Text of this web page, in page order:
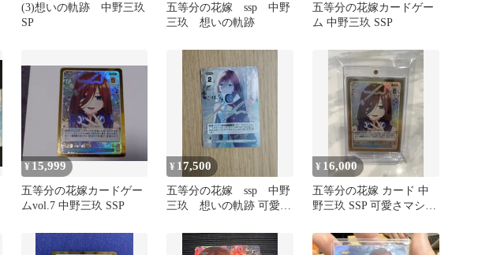
(3)想いの軌跡 中野三玖
SP
五等分の花嫁 ssp 中野
三玖 想いの軌跡
五等分の花嫁カードゲー
ム 中野三玖 SSP
¥ 15,999
五等分の花嫁カードゲー
ムvol.7 中野三玖 SSP
¥ 17,500
五等分の花嫁 ssp 中野
三玖 想いの軌跡 可愛さ
¥ 16,000
五等分の花嫁 カード 中
野三玖 SSP 可愛さマシマ